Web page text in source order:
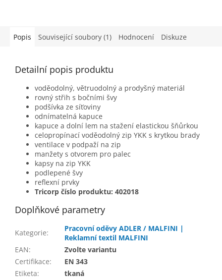
Popis Související soubory (1) Hodnocení Diskuze
Detailní popis produktu
voděodolný, větruodolný a prodyšný materiál
rovný střih s bočními švy
podšívka ze síťoviny
odnímatelná kapuce
kapuce a dolní lem na stažení elastickou šňůrkou
celopropínací voděodolný zip YKK s krytkou brady
ventilace v podpaží na zip
manžety s otvorem pro palec
kapsy na zip YKK
podlepené švy
reflexní prvky
Tricorp číslo produktu: 402018
Doplňkové parametry
Kategorie:
Pracovní oděvy ADLER / MALFINI |
Reklamní textil MALFINI
EAN:
Zvolte variantu
Certifikace:
EN 343
Etiketa: tkaná